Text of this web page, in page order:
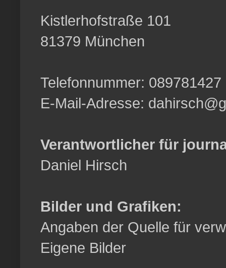
Kistlerhofstraße 101
81379 München
Telefonnummer: 089781427
E-Mail-Adresse:
Verantwortlicher für
Daniel Hirsch
Bilder und Grafiken:
Angaben der Quelle für
Eigene Bilder